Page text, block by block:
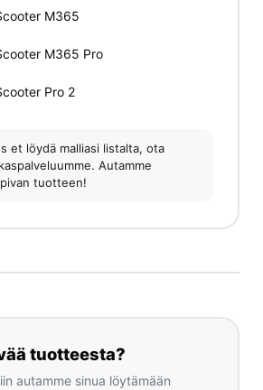
M365
M365 Pro
Pro 2
et löydä malliasi listalta, ota
Autamme
tuotteen!
tuotteesta?
autamme sinua löytämään